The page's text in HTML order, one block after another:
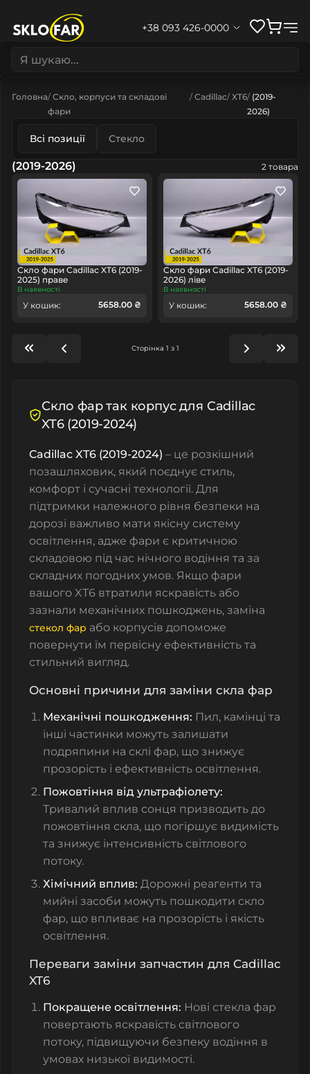
+38 093 426-0000
Головна Скло, корпуси та складові
фари
Cadillac XT6 (2019-
2026)
Всі позиції Стекло
(2019-2026) 2 товара
Скло фари Cadillac XT6 (2019-
2025) праве
В наявності
У кошик: 5658.00 ₴
Скло фари Cadillac XT6 (2019-
2026) ліве
В наявності
У кошик: 5658.00 ₴
Сторінка 1 з 1
Скло фар так корпус для Cadillac
XT6 (2019-2024)
Cadillac XT6 (2019-2024) – це розкішний
позашляховик, який поєднує стиль,
комфорт і сучасні технології. Для
підтримки належного рівня безпеки на
дорозі важливо мати якісну систему
освітлення, адже фари є критичною
складовою під час нічного водіння та за
складних погодних умов. Якщо фари
вашого XT6 втратили яскравість або
зазнали механічних пошкоджень, заміна
стекол фар або корпусів допоможе
повернути їм первісну ефективність та
стильний вигляд.
Основні причини для заміни скла фар
Механічні пошкодження: Пил, камінці та
інші частинки можуть залишати
подряпини на склі фар, що знижує
прозорість і ефективність освітлення.
Пожовтіння від ультрафіолету:
Тривалий вплив сонця призводить до
пожовтіння скла, що погіршує видимість
та знижує інтенсивність світлового
потоку.
Хімічний вплив: Дорожні реагенти та
мийні засоби можуть пошкодити скло
фар, що впливає на прозорість і якість
освітлення.
Переваги заміни запчастин для Cadillac
XT6
Покращене освітлення: Нові стекла фар
повертають яскравість світлового
потоку, підвищуючи безпеку водіння в
умовах низької видимості.